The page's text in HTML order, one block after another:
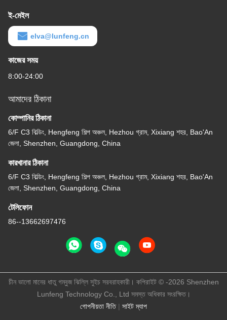
ই-মেইল
elva@lunfeng.cn
কাজের সময়
8:00-24:00
আমাদের ঠিকানা
কোম্পানির ঠিকানা
6/F C3 বিল্ডিং, Hengfeng শিল্প অঞ্চল, Hezhou গ্রাম, Xixiang শহর, Bao'An
জেলা, Shenzhen, Guangdong, China
কারখানার ঠিকানা
6/F C3 বিল্ডিং, Hengfeng শিল্প অঞ্চল, Hezhou গ্রাম, Xixiang শহর, Bao'An
জেলা, Shenzhen, Guangdong, China
টেলিফোন
86--13662697476
গোপনীয়তা নীতি| সাইট ম্যাপ
চীন ভালো মানের ধাতু গম্বুজ ঝিল্লি সুইচ সরবরাহকারী। কপিরাইট © -2026 Shenzhen
Lunfeng Technology Co., Ltd সমস্ত অধিকার সংরক্ষিত।